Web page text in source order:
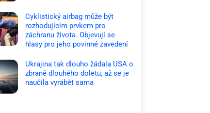
Cyklistický airbag může být
rozhodujícím prvkem pro
záchranu života. Objevují se
hlasy pro jeho povinné zavedení
Ukrajina tak dlouho žádala USA o
zbraně dlouhého doletu, až se je
naučila vyrábět sama